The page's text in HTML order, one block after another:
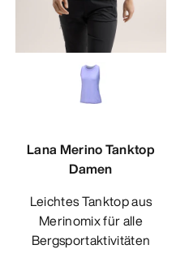
Lana Merino Tanktop
Damen
Leichtes Tanktop aus
Merinomix für alle
Bergsportaktivitäten